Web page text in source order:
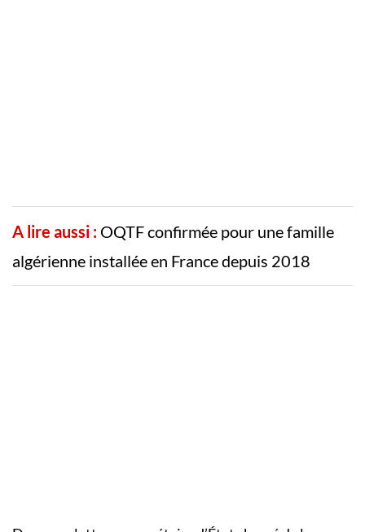
A lire aussi : OQTF confirmée pour une famille
algérienne installée en France depuis 2018